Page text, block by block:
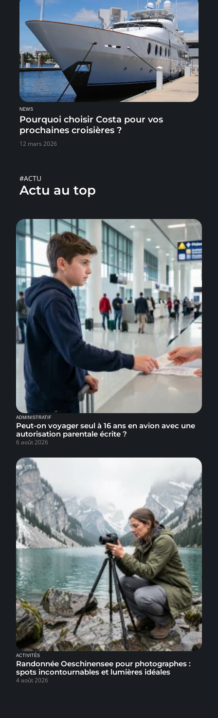
NEWS
Pourquoi choisir Costa pour vos
prochaines croisières ?
12 mars 2026
#ACTU
Actu au top
ADMINISTRATIF
Peut-on voyager seul à 16 ans en avion avec une
autorisation parentale écrite ?
6 août 2026
ACTIVITÉS
Randonnée Oeschinensee pour photographes :
spots incontournables et lumières idéales
4 août 2026